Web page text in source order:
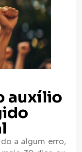
auxílio
a algum erro,